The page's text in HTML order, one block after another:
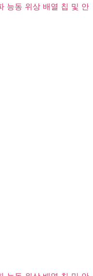
능동 위상 배열 칩 및 안